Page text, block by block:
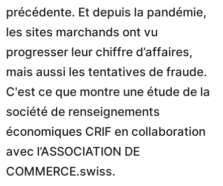
précédente. Et depuis la pandémie,
les sites marchands ont vu
progresser leur chiffre d’affaires,
mais aussi les tentatives de fraude.
C'est ce que montre une étude de la
société de renseignements
économiques CRIF en collaboration
avec l’ASSOCIATION DE
COMMERCE.swiss.